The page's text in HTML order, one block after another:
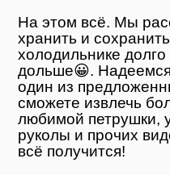
На этом всё. Мы
хранить и
холодильнике
дольше😀.
один из
сможете извлечь
любимой петрушки,
руколы и прочих
всё получится!